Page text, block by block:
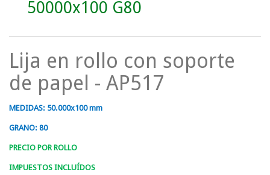
50000x100 G80
Lija en rollo con soporte
de papel - AP517
MEDIDAS: 50.000x100 mm
GRANO: 80
PRECIO POR ROLLO
IMPUESTOS INCLUÍDOS